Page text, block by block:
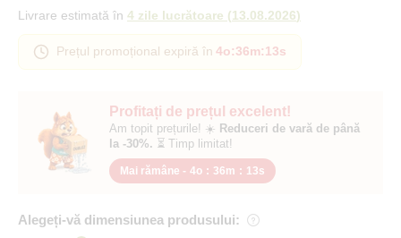
Profitați de prețul excelent!
Am topit prețurile! ☀️ Reduceri de vară de până
la -30%. ⏳ Timp limitat!
Mai rămâne - 4o : 36m : 12s
Alegeți-vă dimensiunea produsului:
Livrare estimată în 4 zile lucrătoare (13.08.2026)
Prețul promoțional expiră în 4o:36m:12s